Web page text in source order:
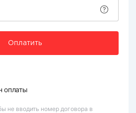
Оплатить
оплаты
не вводить номер договора в